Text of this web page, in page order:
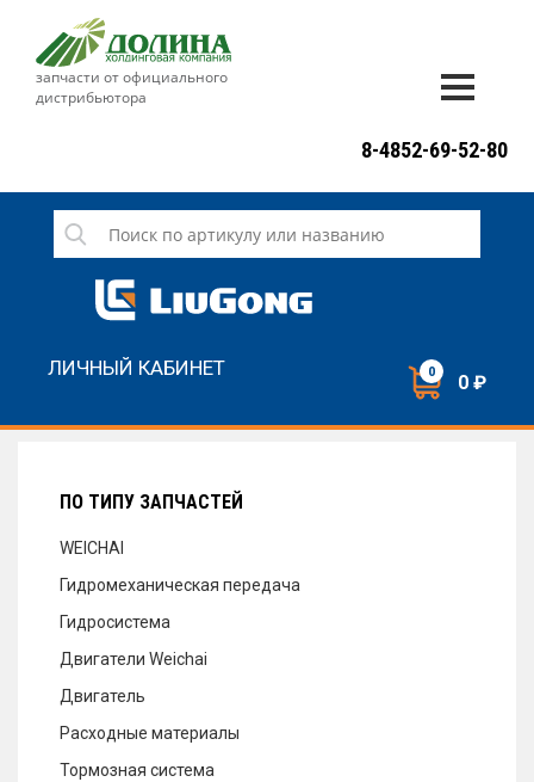
запчасти от официального
дистрибьютора
СЕРВИС
НОВОСТИ
8-4852-69-52-80
ЛИЧНЫЙ КАБИНЕТ 0 0 ₽
ПО ТИПУ ЗАПЧАСТЕЙ
WEICHAI
Гидромеханическая передача
Гидросистема
Двигатели Weichai
Двигатель
Расходные материалы
Тормозная система